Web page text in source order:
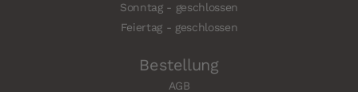
Sonntag - geschlossen
Feiertag - geschlossen
Bestellung
AGB